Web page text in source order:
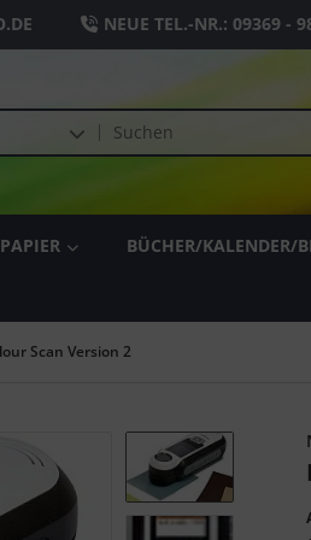
NEUE TEL.-NR.: 09369 -
BÜCHER/KALENDER/
Scan Version 2